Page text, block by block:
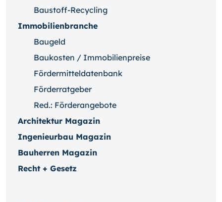
Baustoff-Recycling
Immobilienbranche
Baugeld
Baukosten / Immobilienpreise
Fördermitteldatenbank
Förderratgeber
Red.: Förderangebote
Architektur Magazin
Ingenieurbau Magazin
Bauherren Magazin
Recht + Gesetz